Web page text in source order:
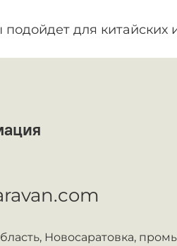
для китайских
Новосаратовка,